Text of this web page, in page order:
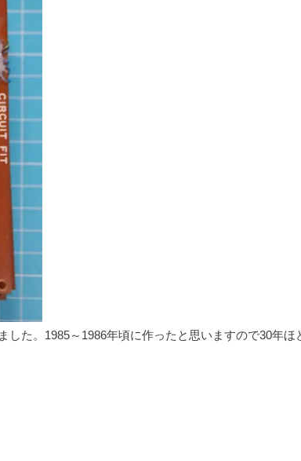
た。1985～1986年頃に作ったと思いますので30年ほ